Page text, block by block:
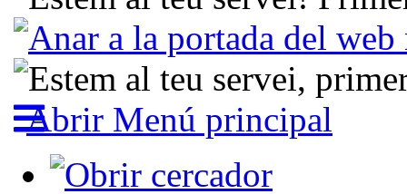
Abrir Menú principal